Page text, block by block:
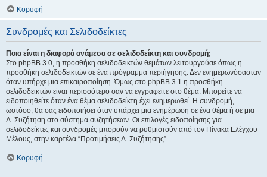
Κορυφή
Συνδρομές και Σελιδοδείκτες
Ποια είναι η διαφορά ανάμεσα σε σελιδοδείκτη και συνδρομή;
Στο phpBB 3.0, η προσθήκη σελιδοδεικτών θεμάτων λειτουργούσε όπως η
προσθήκη σελιδοδεικτών σε ένα πρόγραμμα περιήγησης. Δεν ενημερωνόσασταν
όταν υπήρχε μια επικαιροποίηση. Όμως στο phpBB 3.1 η προσθήκη
σελιδοδεικτών είναι περισσότερο σαν να εγγραφείτε στο θέμα. Μπορείτε να
ειδοποιηθείτε όταν ένα θέμα σελιδοδείκτη έχει ενημερωθεί. Η συνδρομή,
ωστόσο, θα σας ειδοποιήσει όταν υπάρχει μια ενημέρωση σε ένα θέμα ή σε μια
Δ. Συζήτηση στο σύστημα συζητήσεων. Οι επιλογές ειδοποίησης για
σελιδοδείκτες και συνδρομές μπορούν να ρυθμιστούν από τον Πίνακα Ελέγχου
Μέλους, στην καρτέλα “Προτιμήσεις Δ. Συζήτησης”.
Κορυφή